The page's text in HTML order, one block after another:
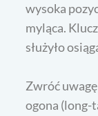
wysoka
myląca.
służyło
Zwróć
ogona (long-